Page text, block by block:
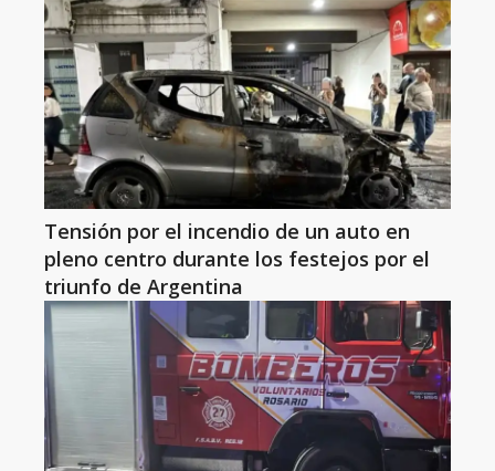
Tensión por el incendio de un auto en
pleno centro durante los festejos por el
triunfo de Argentina